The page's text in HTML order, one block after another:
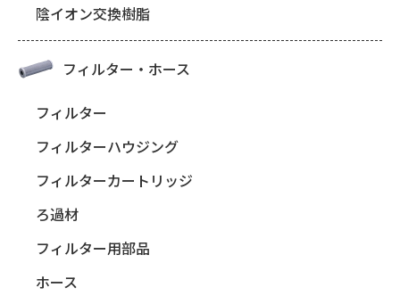
陰イオン交換樹脂
フィルター・ホース
フィルター
フィルターハウジング
フィルターカートリッジ
ろ過材
フィルター用部品
ホース